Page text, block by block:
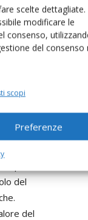
scelte dettagliate.
modificare le
consenso,
del consenso
scopi
Preferenze
che
e
ed
di
parte
del
del